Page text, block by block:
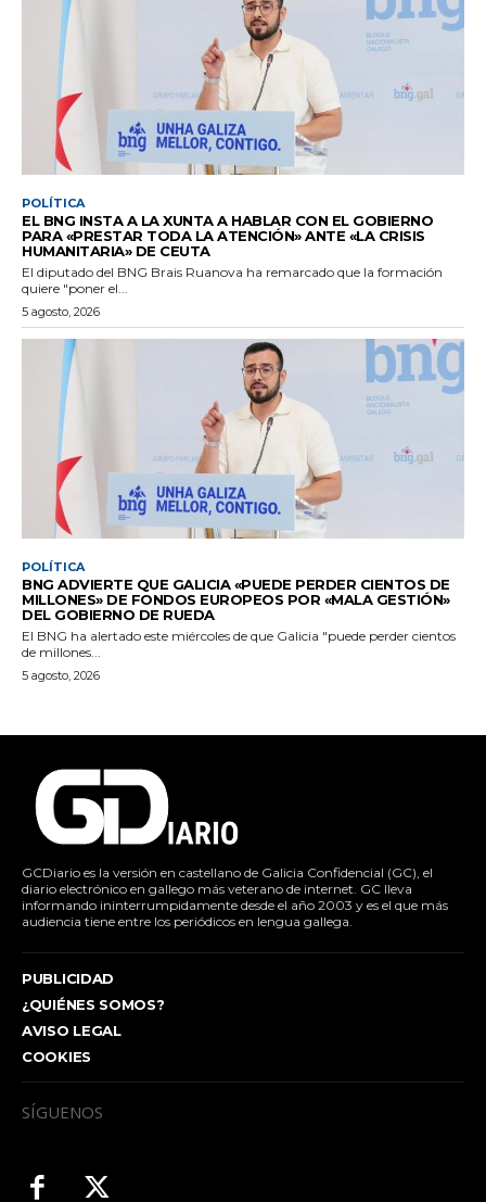
POLÍTICA
EL BNG INSTA A LA XUNTA A HABLAR CON EL GOBIERNO
PARA «PRESTAR TODA LA ATENCIÓN» ANTE «LA CRISIS
HUMANITARIA» DE CEUTA
El diputado del BNG Brais Ruanova ha remarcado que la formación
quiere "poner el...
5 agosto, 2026
POLÍTICA
BNG ADVIERTE QUE GALICIA «PUEDE PERDER CIENTOS DE
MILLONES» DE FONDOS EUROPEOS POR «MALA GESTIÓN»
DEL GOBIERNO DE RUEDA
El BNG ha alertado este miércoles de que Galicia "puede perder cientos
de millones...
5 agosto, 2026
GCDiario es la versión en castellano de Galicia Confidencial (GC), el
diario electrónico en gallego más veterano de internet. GC lleva
informando ininterrumpidamente desde el año 2003 y es el que más
audiencia tiene entre los periódicos en lengua gallega.
PUBLICIDAD
¿QUIÉNES SOMOS?
AVISO LEGAL
COOKIES
SÍGUENOS